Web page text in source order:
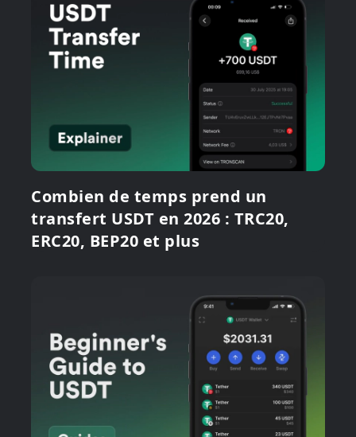
Combien de temps prend un
transfert USDT en 2026 : TRC20,
ERC20, BEP20 et plus